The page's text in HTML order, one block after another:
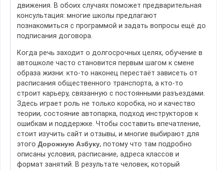
движения. В обоих случаях поможет предварительная
консультация: многие школы предлагают
познакомиться с программой и задать вопросы ещё до
подписания договора.
Когда речь заходит о долгосрочных целях, обучение в
автошколе часто становится первым шагом к смене
образа жизни: кто-то наконец перестаёт зависеть от
расписания общественного транспорта, а кто-то
строит карьеру, связанную с постоянными разъездами.
Здесь играет роль не только коробка, но и качество
теории, состояние автопарка, подход инструкторов к
ошибкам и поддержке. Чтобы составить впечатление,
стоит изучить сайт и отзывы, и многие выбирают для
этогоДорожную Азбуку, потому что там подробно
описаны условия, расписание, адреса классов и
формат занятий. В результате человек, который